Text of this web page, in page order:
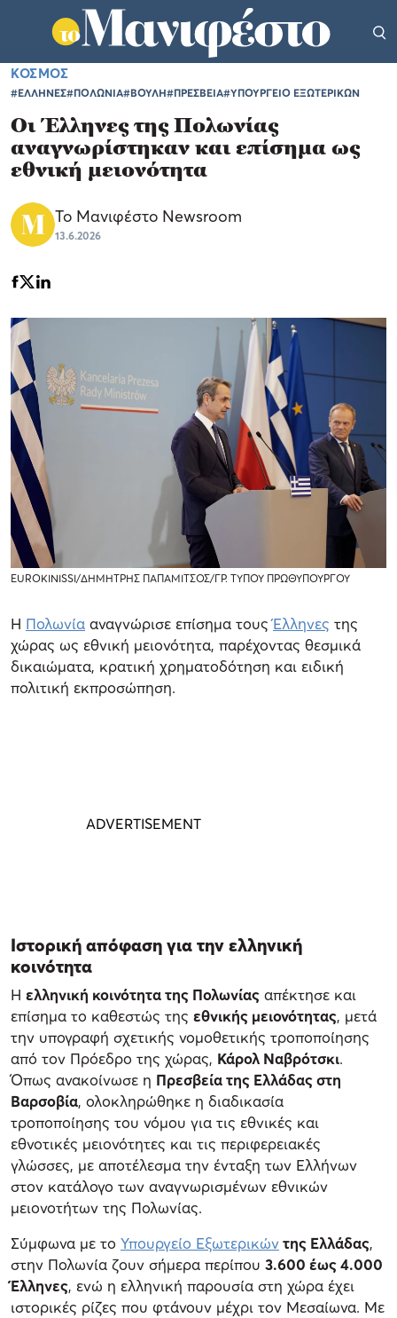
ΚΟΣΜΟΣ
#ΕΛΛΗΝΕΣ#ΠΟΛΩΝΙΑ#ΒΟΥΛΗ#ΠΡΕΣΒΕΙΑ#ΥΠΟΥΡΓΕΙΟ ΕΞΩΤΕΡΙΚΩΝ
Οι Έλληνες της Πολωνίας
αναγνωρίστηκαν και επίσημα ως
εθνική μειονότητα
Το Μανιφέστο Newsroom
13.6.2026
EUROKINISSI/ΔΗΜΗΤΡΗΣ ΠΑΠΑΜΙΤΣΟΣ/ΓΡ. ΤΥΠΟΥ ΠΡΩΘΥΠΟΥΡΓΟΥ
Η Πολωνία αναγνώρισε επίσημα τουςΈλληνες της
χώρας ως εθνική μειονότητα, παρέχοντας θεσμικά
δικαιώματα, κρατική χρηματοδότηση και ειδική
πολιτική εκπροσώπηση.
Ιστορική απόφαση για την ελληνική
κοινότητα
Η ελληνική κοινότητα της Πολωνίας απέκτησε και
επίσημα το καθεστώς της εθνικής μειονότητας, μετά
την υπογραφή σχετικής νομοθετικής τροποποίησης
από τον Πρόεδρο της χώρας, Κάρολ Ναβρότσκι.
Όπως ανακοίνωσε η Πρεσβεία της Ελλάδας στη
Βαρσοβία, ολοκληρώθηκε η διαδικασία
τροποποίησης του νόμου για τις εθνικές και
εθνοτικές μειονότητες και τις περιφερειακές
γλώσσες, με αποτέλεσμα την ένταξη των Ελλήνων
στον κατάλογο των αναγνωρισμένων εθνικών
μειονοτήτων της Πολωνίας.
Σύμφωνα με το Υπουργείο Εξωτερικώντης Ελλάδας,
στην Πολωνία ζουν σήμερα περίπου 3.600 έως 4.000
Έλληνες, ενώ η ελληνική παρουσία στη χώρα έχει
ιστορικές ρίζες που φτάνουν μέχρι τον Μεσαίωνα. Με